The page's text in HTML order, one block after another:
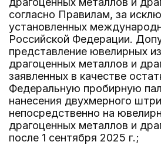
согласно Правилам, за
установленных
Российской Федерации.
представление ювелирных
драгоценных металлов и
заявленных в качестве
Федеральную пробирную
нанесения двухмерного
непосредственно на
драгоценных металлов и
после 1 сентября 2025 г.;